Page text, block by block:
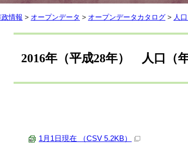
政情報 > オープンデータ > オープンデータカタログ > 人
2016年（平成28年） 人口（年
1月1日現在 （CSV 5.2KB）